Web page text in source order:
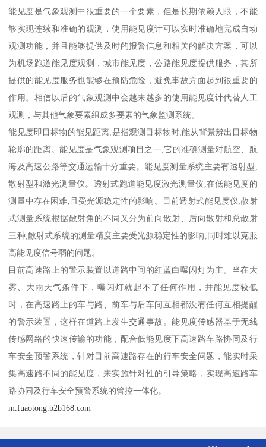
能见度是气象观测中很重要的一个要素，但是长期依赖人眼，不能
够实现连续和准确的观测，使用能见度计可以实时准确地完成自动
观测功能，并且能够提供及时的报警信息和相关的解决方案，可以
为机场跑道能见度观测，城市能见度，公路能见度提供服务，其所
提供的能见度服务也能够在预防危险，避免事故方面起到很重要的
作用。相信以后的气象观测中会越来越多的使用能见度计代替人工
观测，与其他气象要素组成多要素的气象监测系统。
能见度即目标物的能见距离,是指观测目标物时,能从背景辨出目标物
轮廓的距离。能见度是气象观测项目之一,它的准确测量对航空、航
海及高速公路等交通运输十分重要。能见度测量系统主要有透射型,
散射型和激光测量仪。透射式跑道能见度激光测量仪,在低能见度的
测量中存在困难,且受光源稳定性的影响。目前透射式能见度仪;散射
式测量系统根据散射角的不同又分为前向散射、后向散射和总散射
三种,散射式系统的测量精度主要受光源稳定性的影响,同时难以克服
高能见度信号弱的问题。
目前高速路上的警示装置以道路中间的红蓝白曝闪灯为主。当在大
雾、大雨天气条件下，曝闪灯就起不了任何作用，并能见度较低
时，在高速路上的车与路、前车与后车间互相都没有任何互相提醒
的警示装置，这样在道路上发生交通事故。能见度传感器基于无线
传感网络的快速传输的功能，配合低能见度下高速路车路协同及行
车安全预警系统，针对目前高速路存在的行车安全问题，能实时采
集高速路不同的能见度，来实施针对性的引导策略，实现高速路车
路协同及行车安全预警系统的管控一体化。
m.fuaotong.b2b168.com